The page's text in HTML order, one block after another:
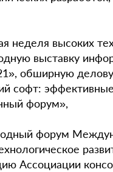
неделя высоких
выставку
обширную
софт:
форум»,
форум
Ассоциации